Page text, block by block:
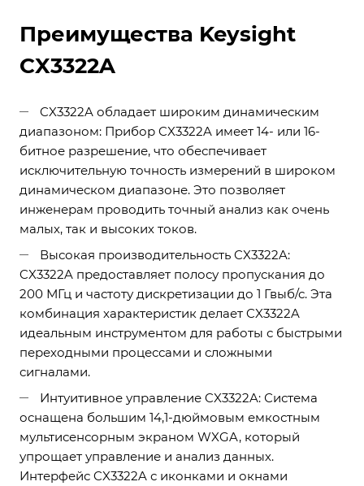
Преимущества Keysight
CX3322A
CX3322A обладает широким динамическим
диапазоном: Прибор CX3322A имеет 14- или 16-
битное разрешение, что обеспечивает
исключительную точность измерений в широком
динамическом диапазоне. Это позволяет
инженерам проводить точный анализ как очень
малых, так и высоких токов.
Высокая производительность CX3322A:
CX3322A предоставляет полосу пропускания до
200 МГц и частоту дискретизации до 1 Гвыб/с. Эта
комбинация характеристик делает CX3322A
идеальным инструментом для работы с быстрыми
переходными процессами и сложными
сигналами.
Интуитивное управление CX3322A: Система
оснащена большим 14,1-дюймовым емкостным
мультисенсорным экраном WXGA, который
упрощает управление и анализ данных.
Интерфейс CX3322A с иконками и окнами